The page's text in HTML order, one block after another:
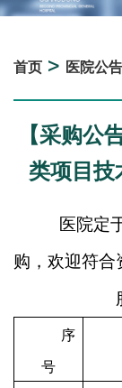
首页 > 医院公告
【采购公
类项目技
医院定
购，欢迎符合
序
号